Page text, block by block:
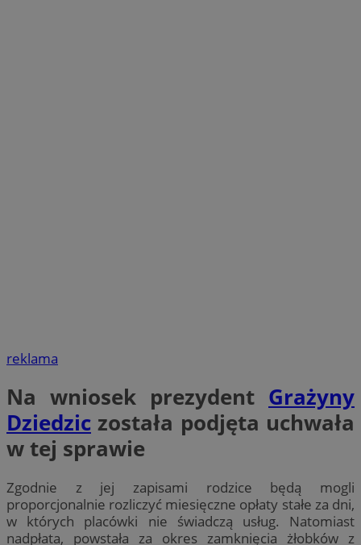
reklama
Na wniosek prezydent Grażyny
Dziedzic została podjęta uchwała
w tej sprawie
Zgodnie z jej zapisami rodzice będą mogli
proporcjonalnie rozliczyć miesięczne opłaty stałe za dni,
w których placówki nie świadczą usług. Natomiast
nadpłata, powstała za okres zamknięcia żłobków z